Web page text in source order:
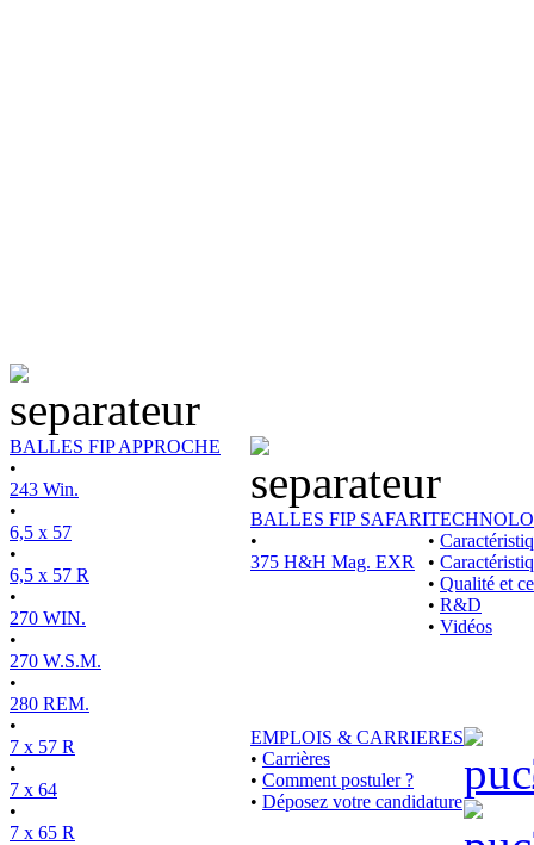
BALLES FIP APPROCHE
•
243 Win.
•
6,5 x 57
•
6,5 x 57 R
•
270 WIN.
•
270 W.S.M.
•
280 REM.
•
7 x 57 R
•
7 x 64
•
7 x 65 R
BALLES FIP SAFARI
•
375 H&H Mag. EXR
•
•
• Qualité et
• R&D
• Vidéos
EMPLOIS & CARRIERES
• Carrières
• Comment postuler ?
• Déposez votre candidature